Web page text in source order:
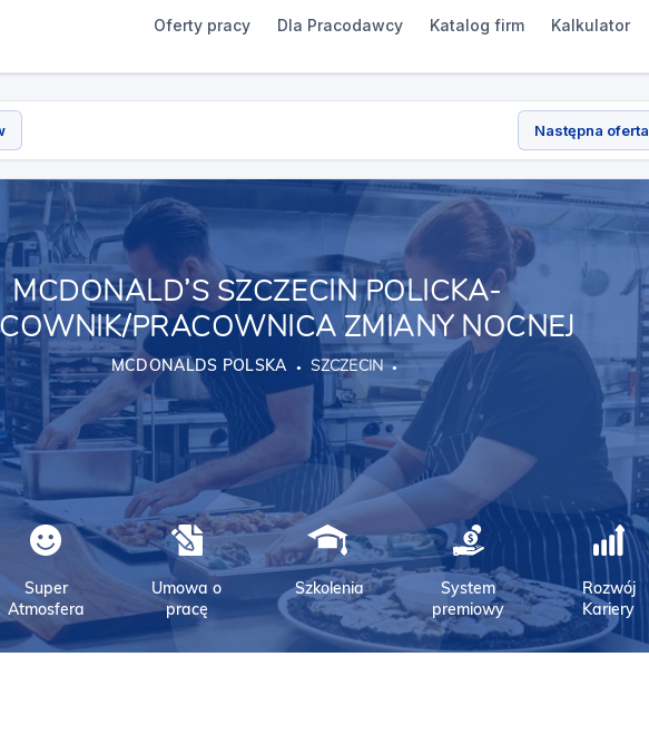
Oferty pracy Dla Pracodawcy Katalog firm Kalkulator
Następna oferta
MCDONALD’S SZCZECIN POLICKA-
PRACOWNICA ZMIANY NOCNEJ
MCDONALDS POLSKA SZCZECIN
Super
Atmosfera
Umowa o
pracę
Szkolenia
System
premiowy
Rozwój
Kariery